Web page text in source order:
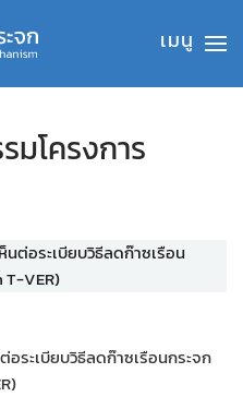
มโครงการ
ระเบียบวิธีลดก๊าซเรือนกระจก